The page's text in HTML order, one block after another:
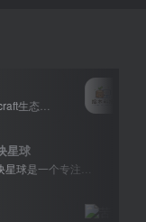
专注于Minecraft生态建设
方块星球